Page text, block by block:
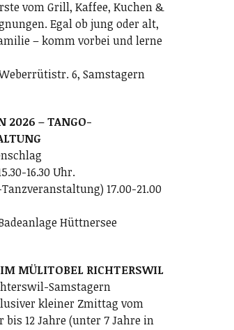
vom Grill, Kaffee, Kuchen &
Egal ob jung oder alt,
– komm vorbei und lerne
6, Samstagern
2026 – TANGO-
16.30 Uhr.
17.00-21.00
Hüttnersee
MÜLITOBEL RICHTERSWIL
Samstagern
kleiner Zmittag vom
bis 12 Jahre (unter 7 Jahre in